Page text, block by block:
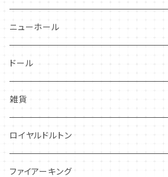
スワンシースプレイ
グレイ社
グレイリーフ
レヴェリー
フローラル
ニューホール
ドール
雑貨
キーホルダー
アンティーク・カード
ロイヤルドルトン
スタッフォードシャードッグ
ファイアーキング